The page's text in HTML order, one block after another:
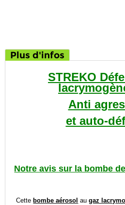
Plus d'infos
STREKO
Anti
et auto-
Notre avis sur la bombe
Cette bombe aérosol augaz